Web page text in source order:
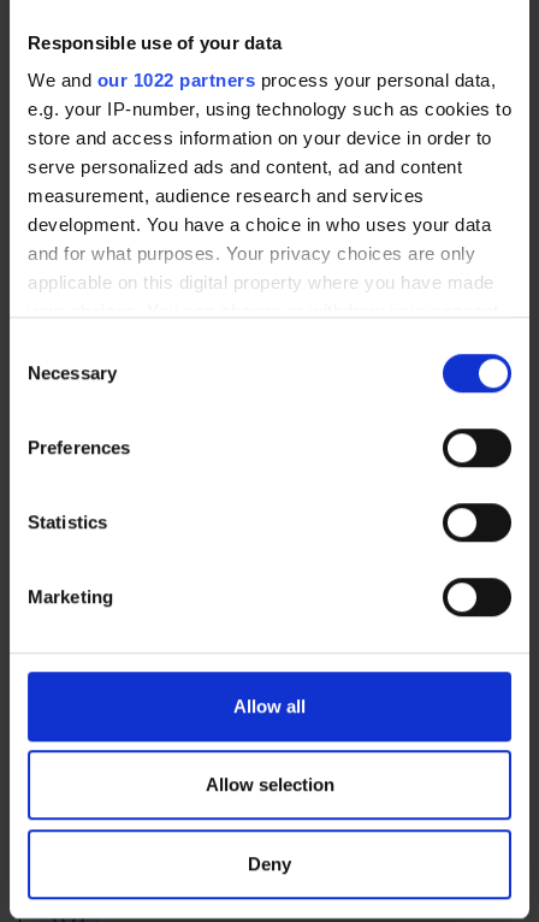
Responsible use of your data
We and our 1022 partners process your personal data,
e.g. your IP-number, using technology such as cookies to
store and access information on your device in order to
serve personalized ads and content, ad and content
measurement, audience research and services
development. You have a choice in who uses your data
and for what purposes. Your privacy choices are only
applicable on this digital property where you have made
the Privacy trigger icon.
Collect information about your geographical location
Identify your device by actively scanning it for
Find out more about how your personal data is processed
and set your preferences in the
We use cookies to personalise content and ads, to
provide social media features and to analyse our traffic.
our social media, advertising and analytics partners who
may combine it with other information that you’ve
provided to them or that they’ve collected from your use
of their services.
Selection
Necessary
Preferences
Statistics
Marketing
Allow all
Allow selection
Deny
Contactez-nous par téléphone +33 (0) 2 32 96 07
23 ou par e-mail
Contactez nous
Questions fréquentes
l'étranger ?
paiement disponibles ?
satisfaire pleinement
Garantie 2 ans
Expédition internationale